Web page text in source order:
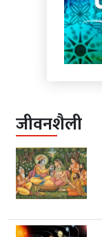
जीवनशैली